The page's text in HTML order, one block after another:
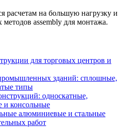
расчетам на большую нагрузку и
assembly для монтажа.
для торговых центров и
зданий: сплошные,
типы
односкатные,
и консольные
алюминиевые и стальные
работ